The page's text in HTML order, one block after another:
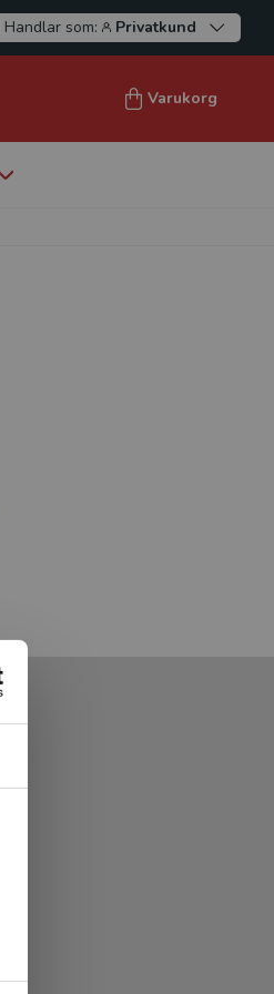
Handlar som: Privatkund
Varukorg